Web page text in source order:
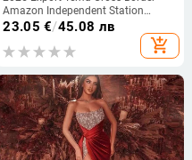
Amazon Independent Station
Пролетна и есенна модна рокля с
дълъг ръкав и кръгло деколте с
щампа
23.05 €/45.08 лв
add_shopping_cart